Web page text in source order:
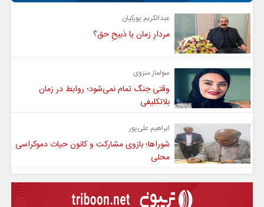
عبدالکریم پورکیان
مردارِ زمان یا ذبیحِ حق؟
سولماز منزوی
وقتی جنگ تمام نمی‌شود؛ روابط در زمان
بلاتکلیفی
ابراهیم علی‌پور
شوراها؛ بازوی مشارکت و کانون حیات دموکراسی
محلی